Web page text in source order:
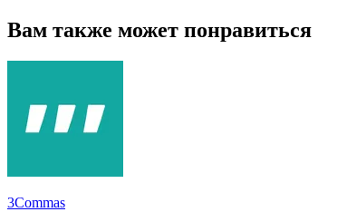
Вам также может понравиться
3Commas